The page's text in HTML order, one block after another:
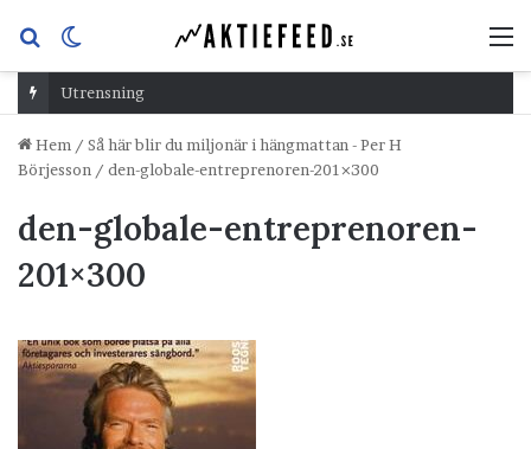
Sök
efterskin
Utrensning
Hem / Så här blir du miljonär i hängmattan - Per H
Börjesson / den-globale-entreprenoren-201×300
den-globale-entreprenoren-
201×300